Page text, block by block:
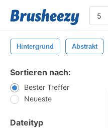
Hintergrund Abstrakt
Sortieren nach:
Bester Treffer
Neueste
Dateityp